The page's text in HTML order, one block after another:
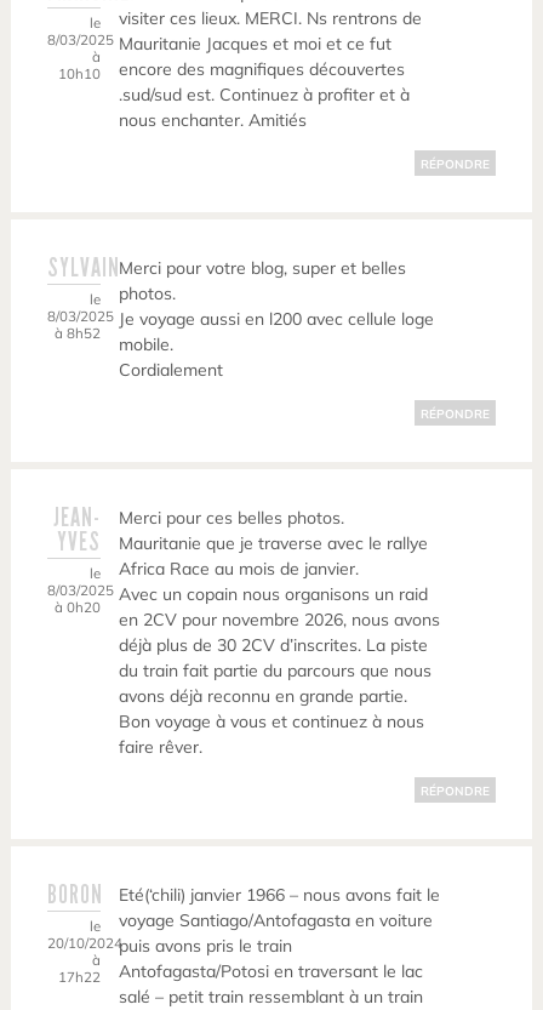
le
8/03/2025
à
10h10
visiter ces lieux. MERCI. Ns rentrons de
Mauritanie Jacques et moi et ce fut
encore des magnifiques découvertes
.sud/sud est. Continuez à profiter et à
nous enchanter. Amitiés
RÉPONDRE
SYLVAIN
le
8/03/2025
à 8h52
Merci pour votre blog, super et belles
photos.
Je voyage aussi en l200 avec cellule loge
mobile.
Cordialement
RÉPONDRE
JEAN-
YVES
le
8/03/2025
à 0h20
Merci pour ces belles photos.
Mauritanie que je traverse avec le rallye
Africa Race au mois de janvier.
Avec un copain nous organisons un raid
en 2CV pour novembre 2026, nous avons
déjà plus de 30 2CV d’inscrites. La piste
du train fait partie du parcours que nous
avons déjà reconnu en grande partie.
Bon voyage à vous et continuez à nous
faire rêver.
RÉPONDRE
BORON
le
20/10/2024
à
17h22
Eté(‘chili) janvier 1966 – nous avons fait le
voyage Santiago/Antofagasta en voiture
puis avons pris le train
Antofagasta/Potosi en traversant le lac
salé – petit train ressemblant à un train